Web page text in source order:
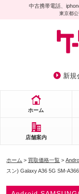
中古携帯電話、
東京都
新規
ホーム
店舗案内
ホーム > 買取価格一覧 >
スン) Galaxy A36 5G SM-